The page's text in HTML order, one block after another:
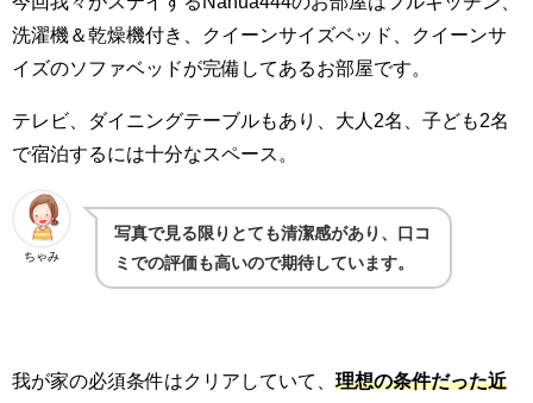
洗濯機＆乾燥機付き、クイーンサイズベッド、クイーンサ
イズのソファベッドが完備してあるお部屋です。
テレビ、ダイニングテーブルもあり、大人2名、子ども2名
で宿泊するには十分なスペース。
ちゃみ
写真で見る限りとても清潔感があり、口コ
ミでの評価も高いので期待しています。
我が家の必須条件はクリアしていて、 理想の条件だった近